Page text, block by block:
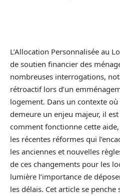
L’Allocation Personnalisée au
de soutien financier des
nombreuses interrogations,
rétroactif lors d’un
logement. Dans un contexte où
demeure un enjeu majeur, il
comment fonctionne cette
les récentes réformes qui
les anciennes et nouvelles
de ces changements pour les
lumière l’importance de
les délais. Cet article se